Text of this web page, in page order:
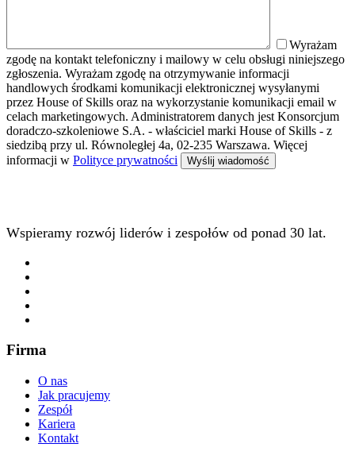
Wyrażam
zgodę na kontakt telefoniczny i mailowy w celu obsługi niniejszego
zgłoszenia. Wyrażam zgodę na otrzymywanie informacji
handlowych środkami komunikacji elektronicznej wysyłanymi
przez House of Skills oraz na wykorzystanie komunikacji email w
celach marketingowych. Administratorem danych jest Konsorcjum
doradczo-szkoleniowe S.A. - właściciel marki House of Skills - z
siedzibą przy ul. Równoległej 4a, 02-235 Warszawa. Więcej
informacji w Polityce prywatności
Wspieramy rozwój liderów i zespołów od ponad 30 lat.
Firma
O nas
Jak pracujemy
Zespół
Kariera
Kontakt